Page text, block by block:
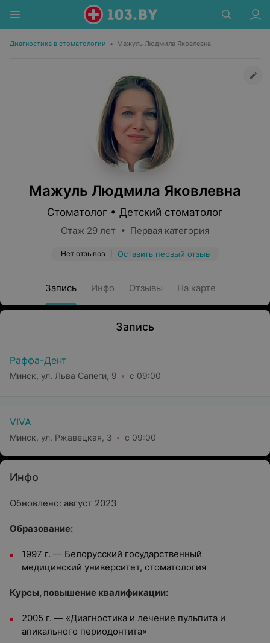
Диагностика в стоматологии • Мажуль Людмила Яковлевна
Мажуль Людмила Яковлевна
Стоматолог • Детский стоматолог
Стаж 29 лет • Первая категория
Нет отзывов Оставить первый отзыв
Запись Инфо Отзывы На карте
Запись
Раффа-Дент
Минск, ул. Льва Сапеги, 9 с 09:00
VIVA
Минск, ул. Ржавецкая, 3 с 09:00
Инфо
Обновлено: август 2023
Oбразование:
1997 г. — Белорусский государственный
медицинский университет, стоматология
Курсы, повышение квалификации:
2005 г. — «Диагностика и лечение пульпита и
апикального периодонтита»